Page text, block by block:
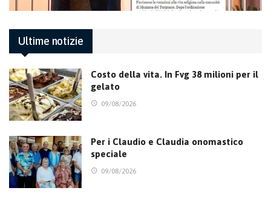
Ultime notizie
Costo della vita. In Fvg 38 milioni per il
gelato
09/08/2026
Per i Claudio e Claudia onomastico
speciale
09/08/2026